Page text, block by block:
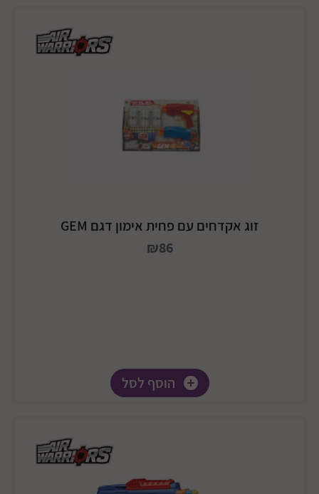
זוג אקדחים עם פחית אימון דגם GEM
₪86
הוסף לסל